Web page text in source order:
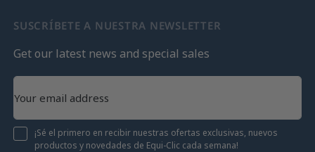
SUSCRÍBETE A NUESTRA NEWSLETTER
Get our latest news and special sales
¡Sé el primero en recibir nuestras ofertas exclusivas, nuevos
productos y novedades de Equi-Clic cada semana!